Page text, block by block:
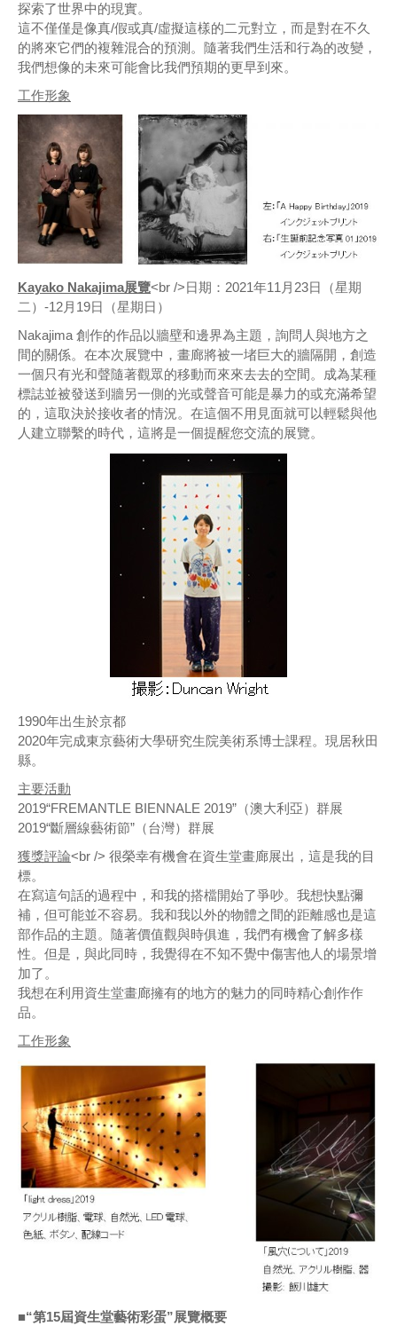
探索了世界中的現實。
這不僅僅是像真/假或真/虛擬這樣的二元對立，而是對在不久
的將來它們的複雜混合的預測。隨著我們生活和行為的改變，
我們想像的未來可能會比我們預期的更早到來。
工作形象
Kayako Nakajima展覽<br />日期：2021年11月23日（星期
二）-12月19日（星期日）
Nakajima 創作的作品以牆壁和邊界為主題，詢問人與地方之
間的關係。在本次展覽中，畫廊將被一堵巨大的牆隔開，創造
一個只有光和聲隨著觀眾的移動而來來去去的空間。成為某種
標誌並被發送到牆另一側的光或聲音可能是暴力的或充滿希望
的，這取決於接收者的情況。在這個不用見面就可以輕鬆與他
人建立聯繫的時代，這將是一個提醒您交流的展覽。
1990年出生於京都
2020年完成東京藝術大學研究生院美術系博士課程。現居秋田
縣。
主要活動
2019“FREMANTLE BIENNALE 2019”（澳大利亞）群展
2019“斷層線藝術節”（台灣）群展
獲獎評論<br /> 很榮幸有機會在資生堂畫廊展出，這是我的目
標。
在寫這句話的過程中，和我的搭檔開始了爭吵。我想快點彌
補，但可能並不容易。我和我以外的物體之間的距離感也是這
部作品的主題。隨著價值觀與時俱進，我們有機會了解多樣
性。但是，與此同時，我覺得在不知不覺中傷害他人的場景增
加了。
我想在利用資生堂畫廊擁有的地方的魅力的同時精心創作作
品。
工作形象
■“第15屆資生堂藝術彩蛋”展覽概要